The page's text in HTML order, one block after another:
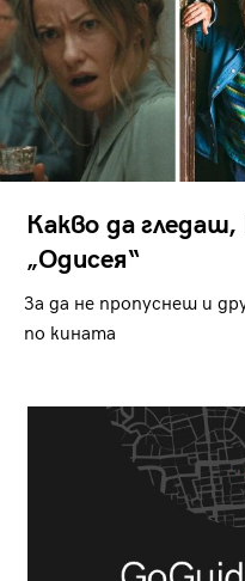
Какво да
„Одисея“
За да не пропуснеш и
по кината